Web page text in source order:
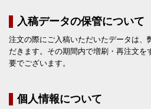
入稿データの保管について
注文の際にご入稿いただいたデータは、
だきます。その期間内で増刷・再注文を
要でございます。
個人情報について